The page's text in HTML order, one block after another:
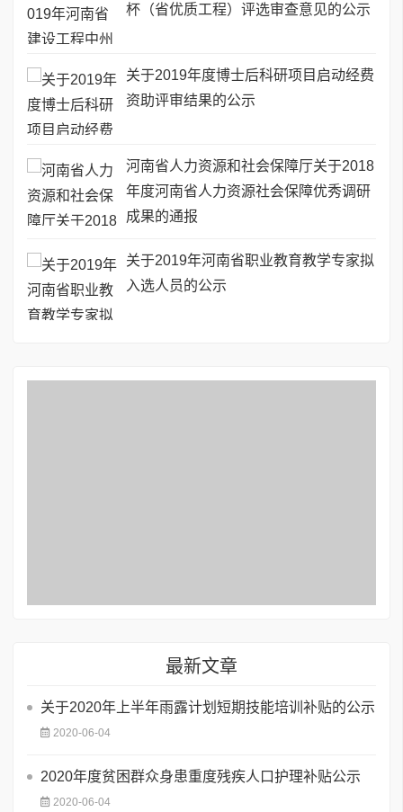
杯（省优质工程）评选审查意见的公示
关于2019年度博士后科研项目启动经费
资助评审结果的公示
河南省人力资源和社会保障厅关于2018
年度河南省人力资源社会保障优秀调研
成果的通报
关于2019年河南省职业教育教学专家拟
入选人员的公示
最新文章
关于2020年上半年雨露计划短期技能培训补贴的公示
2020-06-04
2020年度贫困群众身患重度残疾人口护理补贴公示
2020-06-04